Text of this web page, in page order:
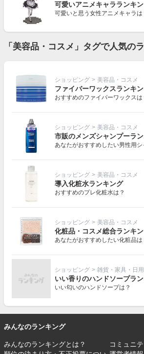
可愛いアニメキャラランキ
可愛いと思う女性アニメキャラは
「美容品・コスメ」タグで人気の
ショッピング > 美容品・コスメ
ファイバーワックスランキ
おすすめのファイバーワックスは
ショッピング > 美容品・コスメ
市販のメンズシャンプーラ
あなたがおすすめしたい男性用シ
ショッピング > 美容品・コスメ
導入化粧水ランキング
おすすめのプレ化粧水は？
ショッピング > 美容品・コスメ
化粧品・コスメ総合ランキ
あなたがおすすめしたい化粧品は
ショッピング > 雑貨・家具・日
いい香りのハンドソープラ
いい匂いのハンドソープは？
みんなのランキング
みんなのランキングとは？
コミュニ